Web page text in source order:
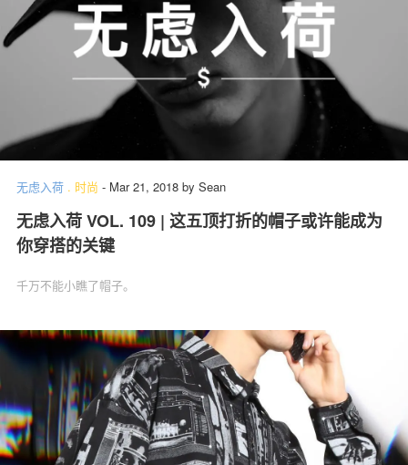
无虑入荷 . 时尚 - Mar 21, 2018 by Sean
无虑入荷 VOL. 109 | 这五顶打折的帽子或许能成为
你穿搭的关键
千万不能小瞧了帽子。